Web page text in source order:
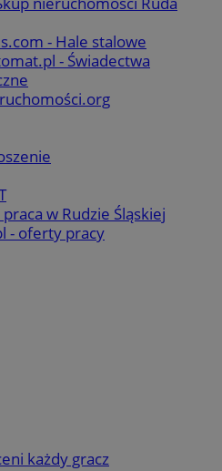
- Hale stalowe
- Świadectwa
w Rudzie Śląskiej
- oferty pracy
każdy gracz